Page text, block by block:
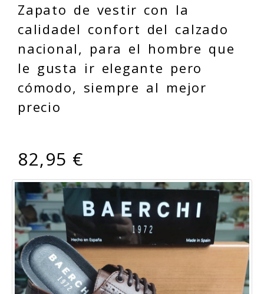
Zapato de vestir con la
calidadel confort del calzado
nacional, para el hombre que
le gusta ir elegante pero
cómodo, siempre al mejor
precio
82,95 €